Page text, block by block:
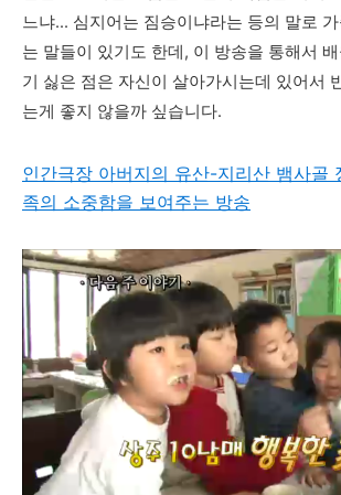
느냐... 심지어는 짐승이냐라는 등의 말로
는 말들이 있기도 한데, 이 방송을 통해서
기 싫은 점은 자신이 살아가시는데 있어서
는게 좋지 않을까 싶습니다.
인간극장 아버지의 유산-지리산 뱀사골
족의 소중함을 보여주는 방송